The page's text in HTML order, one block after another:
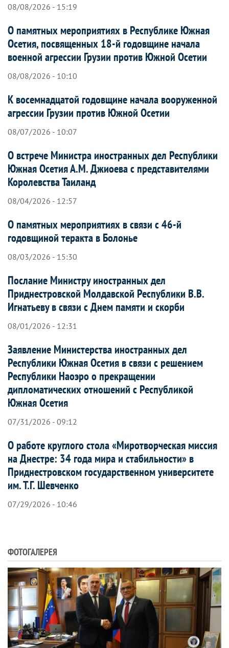
08/08/2026 - 15:19
О памятных мероприятиях в Республике Южная
Осетия, посвященных 18-й годовщине начала
военной агрессии Грузии против Южной Осетии
08/08/2026 - 10:10
К восемнадцатой годовщине начала вооруженной
агрессии Грузии против Южной Осетии
08/07/2026 - 10:07
О встрече Министра иностранных дел Республики
Южная Осетия А.М. Джиоева с представителями
Королевства Таиланд
08/04/2026 - 12:57
О памятных мероприятиях в связи с 46-й
годовщиной теракта в Болонье
08/03/2026 - 15:30
Послание Министру иностранных дел
Приднестровской Молдавской Республики В.В.
Игнатьеву в связи с Днем памяти и скорби
08/01/2026 - 12:31
Заявление Министерства иностранных дел
Республики Южная Осетия в связи с решением
Республики Наоэро о прекращении
дипломатических отношений с Республикой
Южная Осетия
07/31/2026 - 09:12
О работе круглого стола «Миротворческая миссия
на Днестре: 34 года мира и стабильности» в
Приднестровском государственном университете
им. Т.Г. Шевченко
07/29/2026 - 10:46
ФОТОГАЛЕРЕЯ